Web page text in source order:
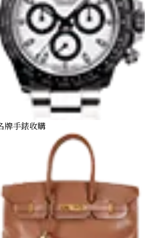
Gold Coin
牌手錶收購